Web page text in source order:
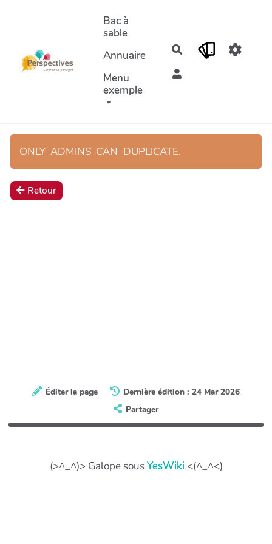
Aller au contenu principal
Bac à
sable
Annuaire
Menu
exemple
Rechercher
ONLY_ADMINS_CAN_DUPLICATE.
Retour
Éditer la page
Dernière édition : 24 Mar 2026
Partager
(>^_^)> Galope sousYesWiki <(^_^<)